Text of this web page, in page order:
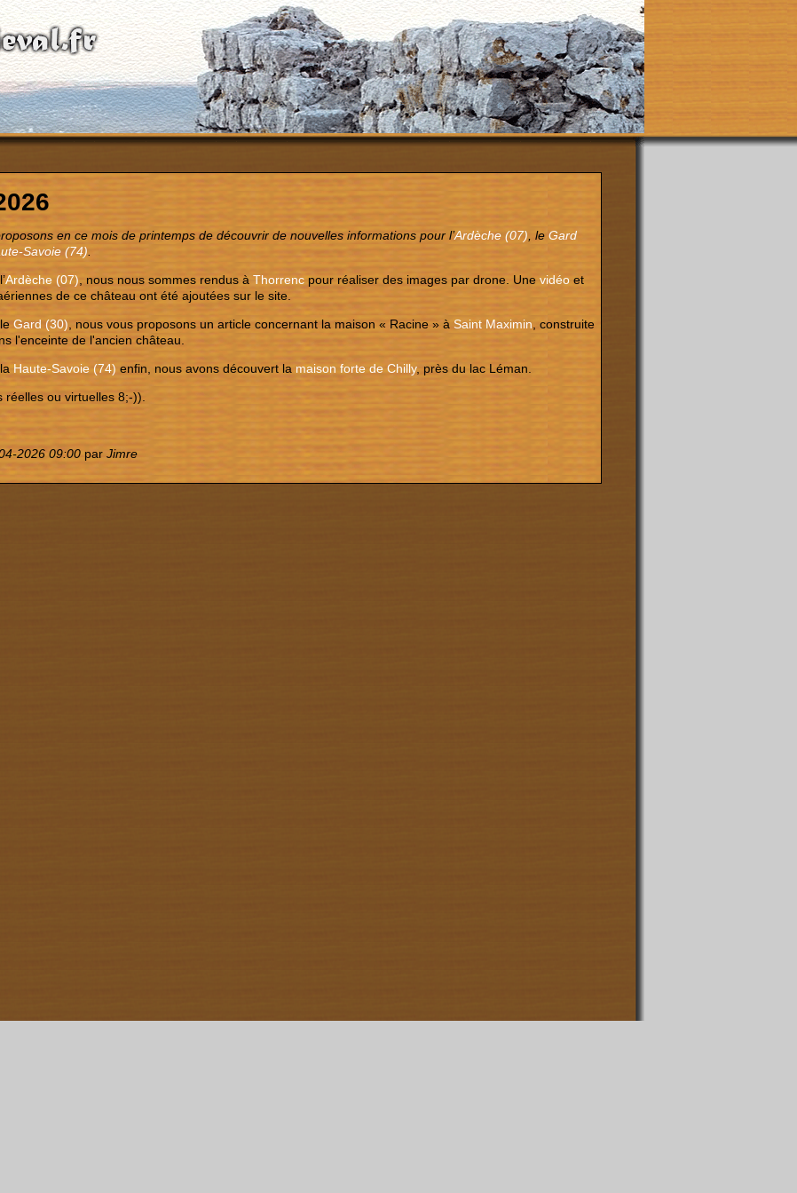
en ce mois de printemps de découvrir de nouvelles informations pour l’Ardèche (07) , le Gard
Savoie (74)
Ardèche (07) , nous nous sommes rendus à Thorrenc pour réaliser des images par drone. Une vidéo et
de ce château ont été ajoutées sur le site.
Gard (30) , nous vous proposons un article concernant la maison « Racine » à Saint Maximin , construite
l'enceinte de l'ancien château.
Haute-Savoie (74) enfin, nous avons découvert la maison forte de Chilly, près du lac Léman.
réelles ou virtuelles 8;-)).
2026 09:00 par Jimre